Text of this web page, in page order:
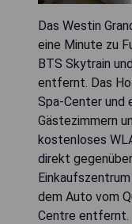
Das Westin
eine Minute zu
BTS Skytrain
entfernt. Das
Spa-Center und
Gästezimmern
kostenloses
direkt
dem Auto vom
Centre entfernt.